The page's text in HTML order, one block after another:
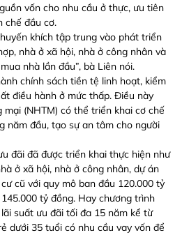
vốn cho nhu cầu ở thực, ưu tiên
chế đầu cơ.
khích tập trung vào phát triển
nhà ở xã hội, nhà ở công nhân và
nhà lần đầu”, bà Liên nói.
chính sách tiền tệ linh hoạt, kiểm
điều hành ở mức thấp. Điều này
(NHTM) có thể triển khai cơ chế
năm đầu, tạo sự an tâm cho người
đãi đã được triển khai thực hiện như
ở xã hội, nhà ở công nhân, dự án
cũ với quy mô ban đầu 120.000 tỷ
tỷ đồng. Hay chương trình
suất ưu đãi tối đa 15 năm kể từ
dưới 35 tuổi có nhu cầu vay vốn để